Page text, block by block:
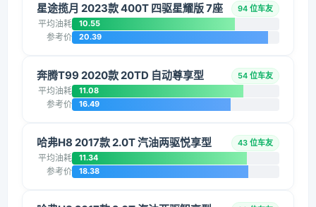
星途揽月 2023款 400T 四驱星耀版 7座 94 位车友
平均油耗 10.55
参考价 20.39
奔腾T99 2020款 20TD 自动尊享型 54 位车友
平均油耗 11.08
参考价 16.49
哈弗H8 2017款 2.0T 汽油两驱悦享型 43 位车友
平均油耗 11.34
参考价 18.38